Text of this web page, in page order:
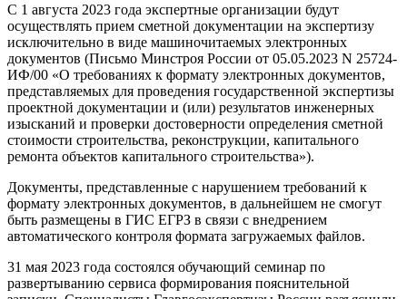
С 1 августа 2023 года экспертные организации будут
осуществлять прием сметной документации на экспертизу
исключительно в виде машиночитаемых электронных
документов (Письмо Минстроя России от 05.05.2023 N 25724-
ИФ/00 «О требованиях к формату электронных документов,
представляемых для проведения государственной экспертизы
проектной документации и (или) результатов инженерных
изысканий и проверки достоверности определения сметной
стоимости строительства, реконструкции, капитального
ремонта объектов капитального строительства»).
Документы, представленные с нарушением требований к
формату электронных документов, в дальнейшем не смогут
быть размещены в ГИС ЕГРЗ в связи с внедрением
автоматического контроля формата загружаемых файлов.
31 мая 2023 года состоялся обучающий семинар по
развертыванию сервиса формирования пояснительной